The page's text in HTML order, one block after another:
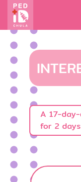
A 17-
for 2 days